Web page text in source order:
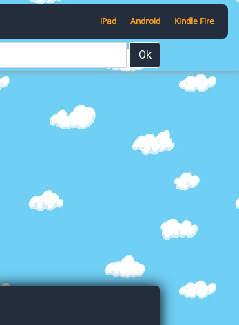
iPad Android Kindle Fire
Ok